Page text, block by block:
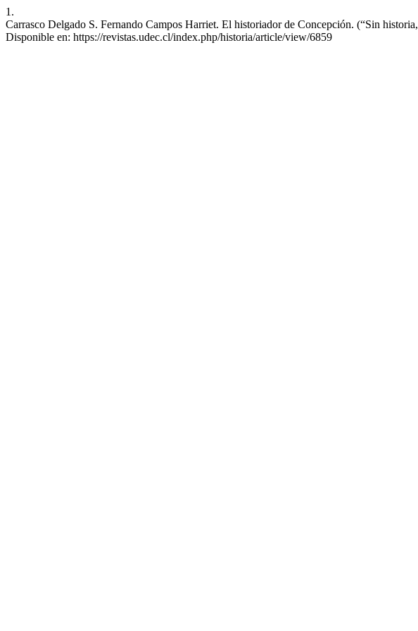
1.
Carrasco Delgado S. Fernando Campos Harriet. El historiador de Concepción. (“Sin
Disponible en: https://revistas.udec.cl/index.php/historia/article/view/6859